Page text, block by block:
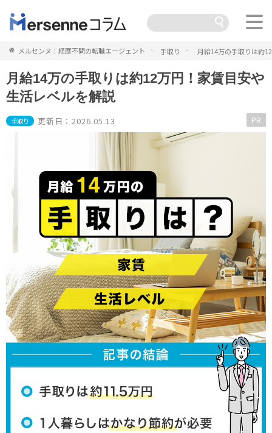
メルセンヌ｜経歴不問の転職エージェント 手取り 月給14万の手取りは約
月給14万の手取りは約12万円！家賃目安や
生活レベルを解説
手取り 更新日：2026.05.13 PR